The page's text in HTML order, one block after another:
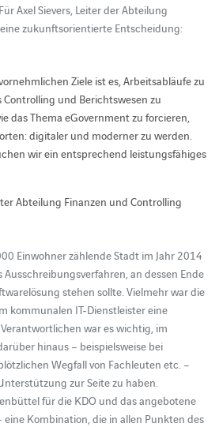
Axel Sievers, Leiter der Abteilung
zukunftsorientierte Entscheidung:
Ziele ist es, Arbeitsabläufe zu
und Berichtswesen zu
das Thema eGovernment zu forcieren,
digitaler und moderner zu werden.
wir ein entsprechend leistungsfähiges
Abteilung Finanzen und Controlling
Einwohner zählende Stadt im Jahr 2014
an dessen Ende
stehen sollte. Vielmehr war die
kommunalen IT-Dienstleister eine
war es wichtig, im
hinaus – beispielsweise bei
Wegfall von Fachleuten etc. –
zur Seite zu haben.
für die KDO und das angebotene
eine Kombination, die in allen Punkten des